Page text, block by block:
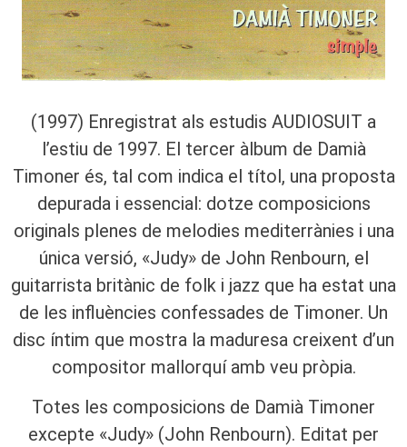
(1997) Enregistrat als estudis AUDIOSUIT a
l’estiu de 1997. El tercer àlbum de Damià
Timoner és, tal com indica el títol, una proposta
depurada i essencial: dotze composicions
originals plenes de melodies mediterrànies i una
única versió, «Judy» de John Renbourn, el
guitarrista britànic de folk i jazz que ha estat una
de les influències confessades de Timoner. Un
disc íntim que mostra la maduresa creixent d’un
compositor mallorquí amb veu pròpia.
Totes les composicions de Damià Timoner
excepte «Judy» (John Renbourn). Editat per